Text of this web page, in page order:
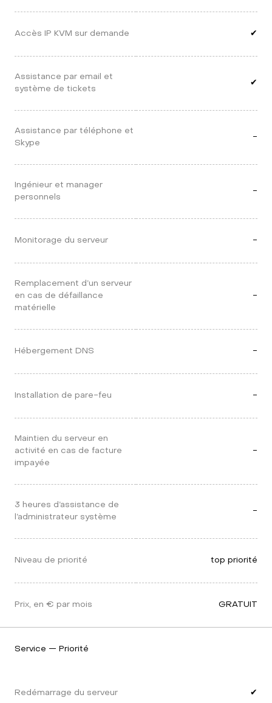
Accès IP KVM sur demande ✔
Assistance par email et
système de tickets
✔
Assistance par téléphone et
Skype
-
Ingénieur et manager
personnels
-
Monitorage du serveur -
Remplacement d’un serveur
en cas de défaillance
matérielle
-
Hébergement DNS -
Installation de pare-feu -
Maintien du serveur en
activité en cas de facture
impayée
-
3 heures d’assistance de
l’administrateur système
-
Niveau de priorité top priorité
Prix, en € par mois GRATUIT
Service — Priorité
Redémarrage du serveur ✔